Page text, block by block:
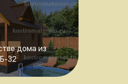
дома из
32